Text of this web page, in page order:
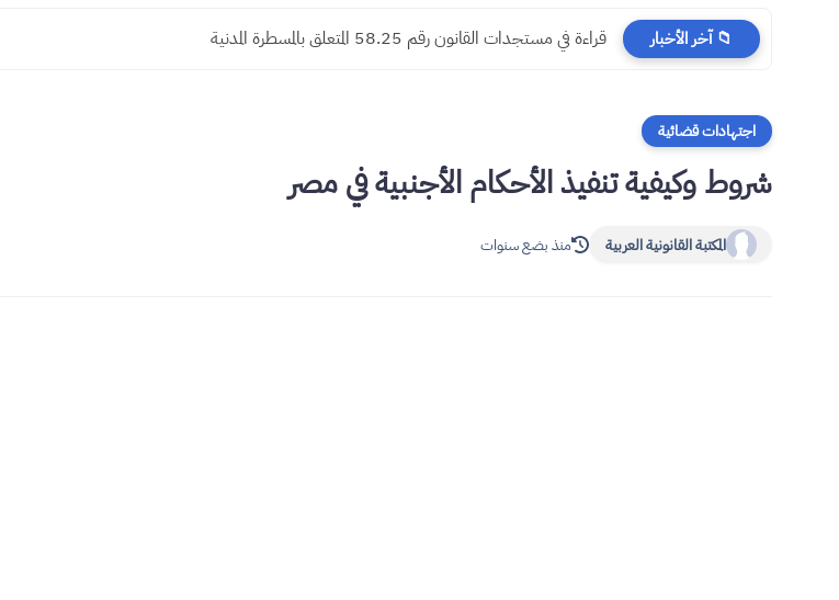
📁 آخر الأخبار ​قراءة في مستجدات القانون رقم 58.25 المتعلق بالمسطرة المدنية
اجتهادات قضائية
شروط وكيفية تنفيذ الأحكام الأجنبية في مصر
المكتبة القانونية العربية منذ بضع سنوات